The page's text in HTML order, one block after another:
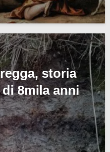
storia
8mila anni